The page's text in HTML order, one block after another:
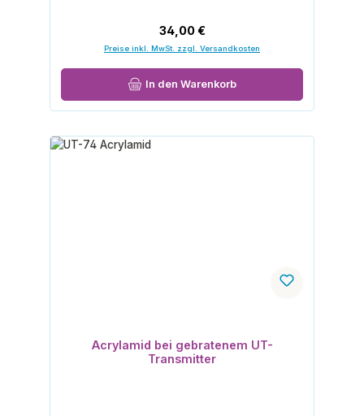
Regulärer Preis:
34,00 €
Preise inkl. MwSt. zzgl. Versandkosten
In den Warenkorb
Acrylamid bei gebratenem UT-
Transmitter